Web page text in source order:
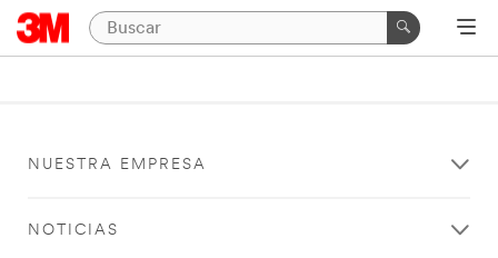
NUESTRA EMPRESA
NOTICIAS